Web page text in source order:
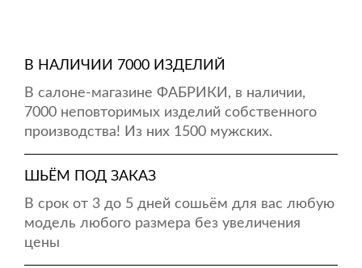
В НАЛИЧИИ 7000 ИЗДЕЛИЙ
В салоне-магазине ФАБРИКИ, в наличии,
7000 неповторимых изделий собственного
производства! Из них 1500 мужских.
ШЬЁМ ПОД ЗАКАЗ
В срок от 3 до 5 дней сошьём для вас любую
модель любого размера без увеличения
цены